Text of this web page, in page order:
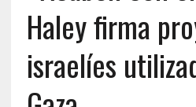
Haley firma
israelíes